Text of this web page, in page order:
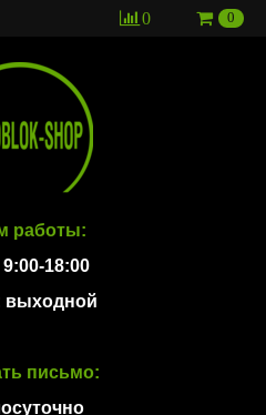
0 0
работы:
18:00
выходной
письмо: